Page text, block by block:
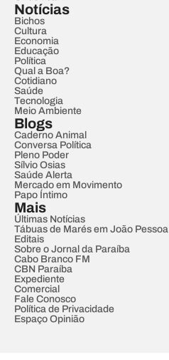
Notícias
Bichos
Cultura
Economia
Educação
Política
Qual a Boa?
Cotidiano
Saúde
Tecnologia
Meio Ambiente
Blogs
Caderno Animal
Conversa Política
Pleno Poder
Sílvio Osias
Saúde Alerta
Mercado em Movimento
Papo Íntimo
Mais
Últimas Notícias
Tábuas de Marés em João Pessoa
Editais
Sobre o Jornal da Paraíba
Cabo Branco FM
CBN Paraíba
Expediente
Comercial
Fale Conosco
Política de Privacidade
Espaço Opinião